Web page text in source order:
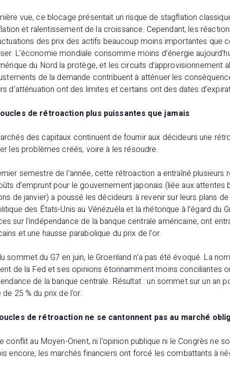
vue, ce blocage présentait un risque de stagflation
et ralentissement de la croissance. Cependant, les
des prix des actifs beaucoup moins importantes que
L’économie mondiale consomme moins d’énergie
du Nord la protège, et les circuits d’approvisionnement
de la demande contribuent à atténuer les
d’atténuation ont des limites et certains ont des dates
de rétroaction plus puissantes que jamais
des capitaux continuent de fournir aux décideurs une
les problèmes créés, voire à les résoudre.
semestre de l’année, cette rétroaction a entraîné plusieurs
d’emprunt pour le gouvernement japonais (liée aux attentes
de janvier) a poussé les décideurs à revenir sur leurs plans
des États-Unis au Vénézuéla et la rhétorique à l’égard du
sur l’indépendance de la banque centrale américaine, ont
et une hausse parabolique du prix de l’or.
sommet du G7 en juin, le Groenland n’a pas été évoqué. La
de la Fed et ses opinions étonnamment moins conciliantes
de la banque centrale. Résultat : un sommet sur un an
25 % du prix de l’or.
de rétroaction ne se cantonnent pas au marché
conflit au Moyen-Orient, ni l’opinion publique ni le Congrès ne
encore, les marchés financiers ont forcé les combattants à